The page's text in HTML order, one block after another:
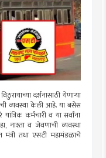
दर्शनासाठी येणाऱ्या
व्यवस्था केली आहे. या बसेस
कर्मचारी व या सर्वांना
नाश्ता व जेवणाची व्यवस्था
तथा एसटी महामंडळाचे